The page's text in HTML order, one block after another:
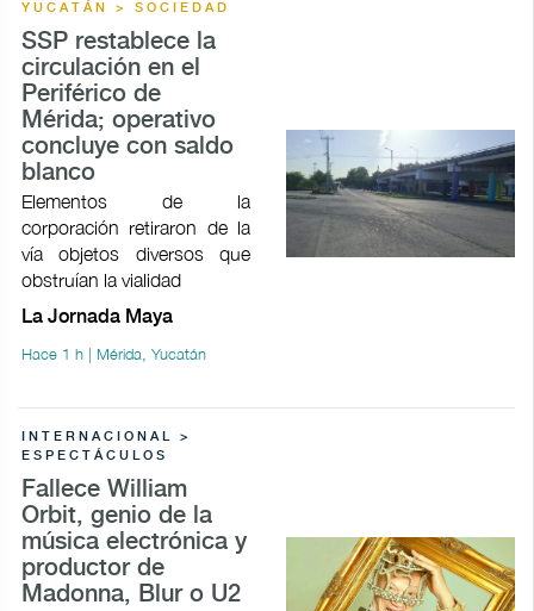
YUCATÁN > SOCIEDAD
SSP restablece la
circulación en el
Periférico de
Mérida; operativo
concluye con saldo
blanco
Elementos de la
corporación retiraron de la
vía objetos diversos que
obstruían la vialidad
La Jornada Maya
Hace 1 h | Mérida, Yucatán
INTERNACIONAL >
ESPECTÁCULOS
Fallece William
Orbit, genio de la
música electrónica y
productor de
Madonna, Blur o U2